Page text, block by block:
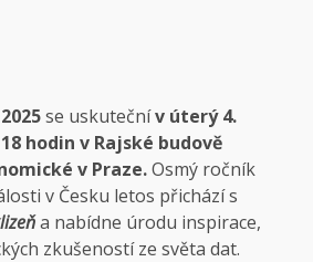
se uskutečnív úterý 4.
hodin v Rajské budově
v Praze.Osmý ročník
v Česku letos přichází s
a nabídne úrodu inspirace,
zkušeností ze světa dat.